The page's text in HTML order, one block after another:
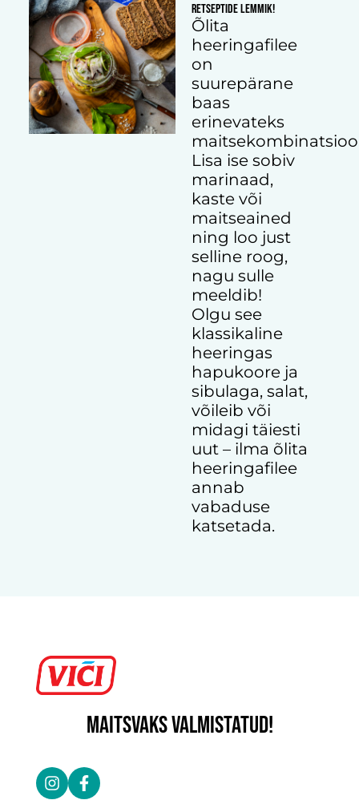
Retseptide lemmik!
Õlita
heeringafilee
on
suurepärane
baas
erinevateks
Lisa ise sobiv
marinaad,
kaste või
maitseained
ning loo just
selline roog,
nagu sulle
meeldib!
Olgu see
klassikaline
heeringas
hapukoore ja
sibulaga, salat,
võileib või
midagi täiesti
uut – ilma õlita
heeringafilee
annab
vabaduse
katsetada.
MAITSVAKS VALMISTATUD!